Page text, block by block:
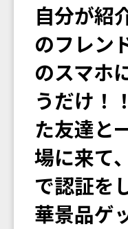
自分が紹
のフレン
のスマホ
うだけ！
た友達と
場に来て
で認証を
華景品ゲ